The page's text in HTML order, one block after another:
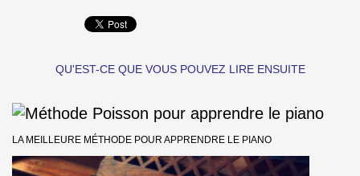
QU'EST-CE QUE VOUS POUVEZ LIRE ENSUITE
LA MEILLEURE MÉTHODE POUR APPRENDRE LE PIANO